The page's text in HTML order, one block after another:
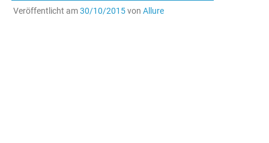
Veröffentlicht am30/10/2015von Allure